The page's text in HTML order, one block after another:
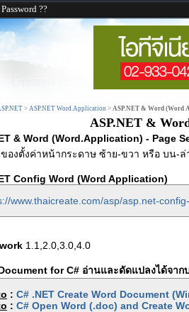
??
> ASP.NET Word.Application > ASP.NET & Word (Word
ASP.NET &
& Word (Word.Application) - Page
องตั้งค่าหน้ากระดาษ ซ้าย-ขวา หรือ บน-ล่
Config Word (Word Application)
www.thaicreate.com/asp/asp.net-
1.1,2.0,3.0,4.0
for C# อ่านและดัดแปลงได้จาก
: C# .NET Create Word Document
: C# Open Word (.doc) and Create